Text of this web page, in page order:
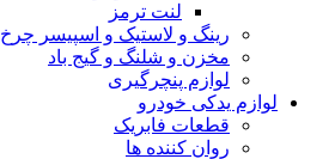
لنت ترمز
رینگ و لاستیک و اسپیسر چرخ
مخزن و شلنگ و گیج باد
لوازم پنچرگیری
لوازم یدکی خودرو
قطعات فابریک
روان کننده ها